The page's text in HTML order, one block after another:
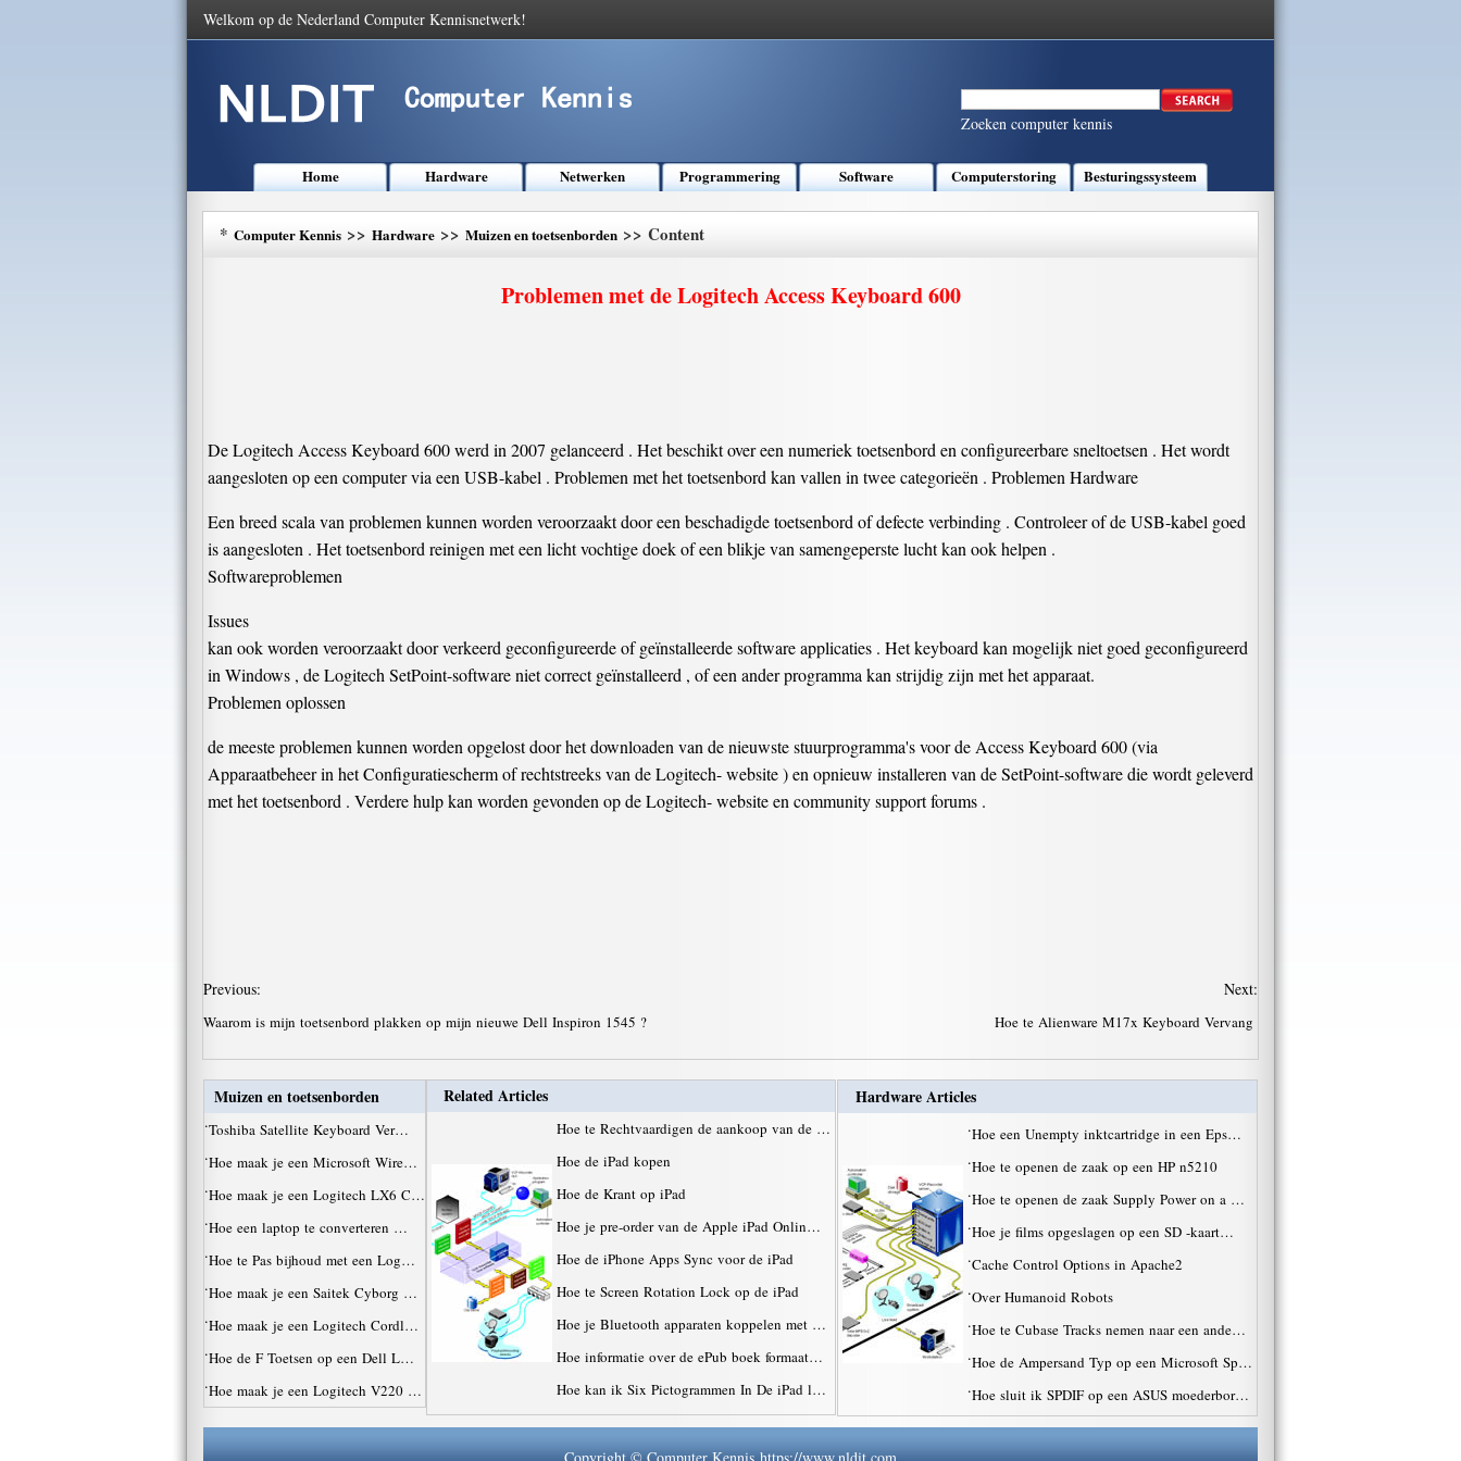
Welkom op de Nederland Computer Kennisnetwerk!
Zoeken computer kennis
Home Hardware Netwerken Programmering Software Computerstoring Besturingssysteem
* Computer Kennis >> Hardware >> Muizen en toetsenborden >> Content
Problemen met de Logitech Access Keyboard 600
De Logitech Access Keyboard 600 werd in 2007 gelanceerd . Het beschikt over een numeriek toetsenbord en configureerbare sneltoetsen . Het wordt
aangesloten op een computer via een USB-kabel . Problemen met het toetsenbord kan vallen in twee categorieën . Problemen Hardware
Een breed scala van problemen kunnen worden veroorzaakt door een beschadigde toetsenbord of defecte verbinding . Controleer of de USB-kabel goed
is aangesloten . Het toetsenbord reinigen met een licht vochtige doek of een blikje van samengeperste lucht kan ook helpen .
Softwareproblemen
Issues
kan ook worden veroorzaakt door verkeerd geconfigureerde of geïnstalleerde software applicaties . Het keyboard kan mogelijk niet goed geconfigureerd
in Windows , de Logitech SetPoint-software niet correct geïnstalleerd , of een ander programma kan strijdig zijn met het apparaat.
Problemen oplossen
de meeste problemen kunnen worden opgelost door het downloaden van de nieuwste stuurprogramma's voor de Access Keyboard 600 (via
Apparaatbeheer in het Configuratiescherm of rechtstreeks van de Logitech- website ) en opnieuw installeren van de SetPoint-software die wordt geleverd
met het toetsenbord . Verdere hulp kan worden gevonden op de Logitech- website en community support forums .
Previous:
Waarom is mijn toetsenbord plakken op mijn nieuwe Dell Inspiron 1545 ?
Next:
Hoe te Alienware M17x Keyboard Vervang
Muizen en toetsenborden
·Toshiba Satellite Keyboard Ver…
·Hoe maak je een Microsoft Wire…
·Hoe maak je een Logitech LX6 C…
·Hoe een laptop te converteren …
·Hoe te Pas bijhoud met een Log…
·Hoe maak je een Saitek Cyborg …
·Hoe maak je een Logitech Cordl…
·Hoe de F Toetsen op een Dell L…
·Hoe maak je een Logitech V220 …
Related Articles
Hoe te Rechtvaardigen de aankoop van de …
Hoe de iPad kopen
Hoe de Krant op iPad
Hoe je pre-order van de Apple iPad Onlin…
Hoe de iPhone Apps Sync voor de iPad
Hoe te Screen Rotation Lock op de iPad
Hoe je Bluetooth apparaten koppelen met …
Hoe informatie over de ePub boek formaat…
Hoe kan ik Six Pictogrammen In De iPad l…
Hardware Articles
·Hoe een Unempty inktcartridge in een Eps…
·Hoe te openen de zaak op een HP n5210
·Hoe te openen de zaak Supply Power on a …
·Hoe je films opgeslagen op een SD -kaart…
·Cache Control Options in Apache2
·Over Humanoid Robots
·Hoe te Cubase Tracks nemen naar een ande…
·Hoe de Ampersand Typ op een Microsoft Sp…
·Hoe sluit ik SPDIF op een ASUS moederbor…